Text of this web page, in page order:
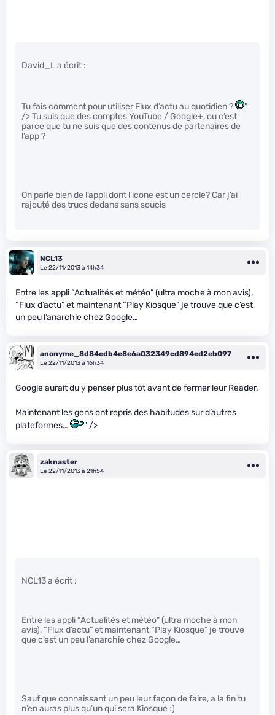
David_L a écrit :
Tu fais comment pour utiliser Flux d’actu au quotidien ?
"
/> Tu suis que des comptes YouTube / Google+, ou c’est
parce que tu ne suis que des contenus de partenaires de
l’app ?
On parle bien de l’appli dont l’icone est un cercle? Car j’ai
rajouté des trucs dedans sans soucis
NCL13
Le 22/11/2013 à 14h34
Entre les appli “Actualités et météo” (ultra moche à mon avis),
“Flux d’actu” et maintenant “Play Kiosque” je trouve que c’est
un peu l’anarchie chez Google…
anonyme_8d84edb4e8e6a032349cd894ed2eb097
Le 22/11/2013 à 16h34
Google aurait du y penser plus tôt avant de fermer leur Reader.
Maintenant les gens ont repris des habitudes sur d’autres
plateformes…
" />
zaknaster
Le 22/11/2013 à 21h54
NCL13 a écrit :
Entre les appli “Actualités et météo” (ultra moche à mon
avis), “Flux d’actu” et maintenant “Play Kiosque” je trouve
que c’est un peu l’anarchie chez Google…
Sauf que connaissant un peu leur façon de faire, a la fin tu
n’en auras plus qu’un qui sera Kiosque :)